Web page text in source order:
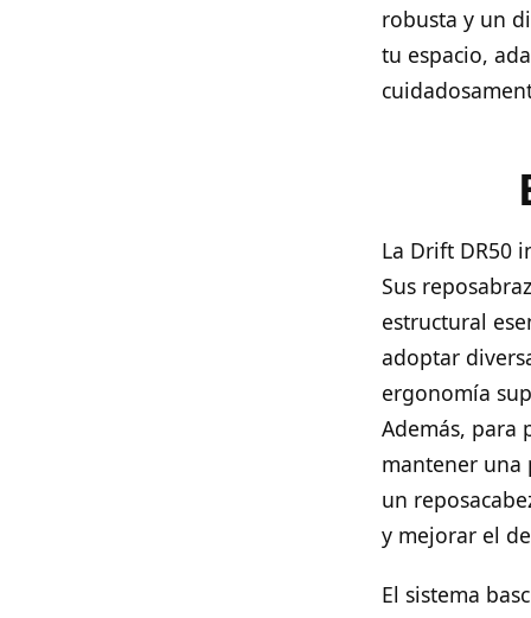
robusta y un
tu espacio,
La Drift DR50
Sus
estructural
adoptar
ergonomía
Además, para
mantener una
un
y mejorar el
El sistema